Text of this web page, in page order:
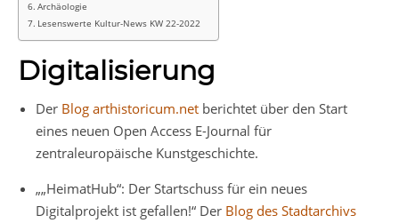
Archäologie
Lesenswerte Kultur-News KW 22-2022
Digitalisierung
Der Blog arthistoricum.net berichtet über den Start
eines neuen Open Access E-Journal für
zentraleuropäische Kunstgeschichte.
„„HeimatHub“: Der Startschuss für ein neues
Digitalprojekt ist gefallen!“ Der Blog des Stadtarchivs